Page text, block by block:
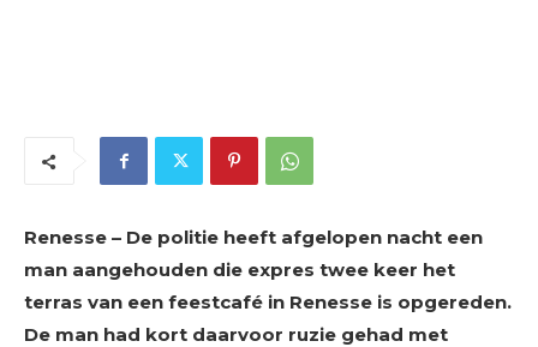
Renesse – De politie heeft afgelopen nacht een
man aangehouden die expres twee keer het
terras van een feestcafé in Renesse is opgereden.
De man had kort daarvoor ruzie gehad met